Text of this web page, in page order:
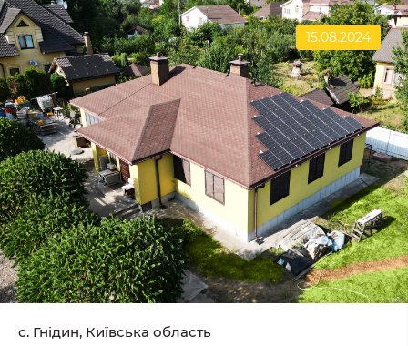
15.08.2024
с. Гнідин, Київська область